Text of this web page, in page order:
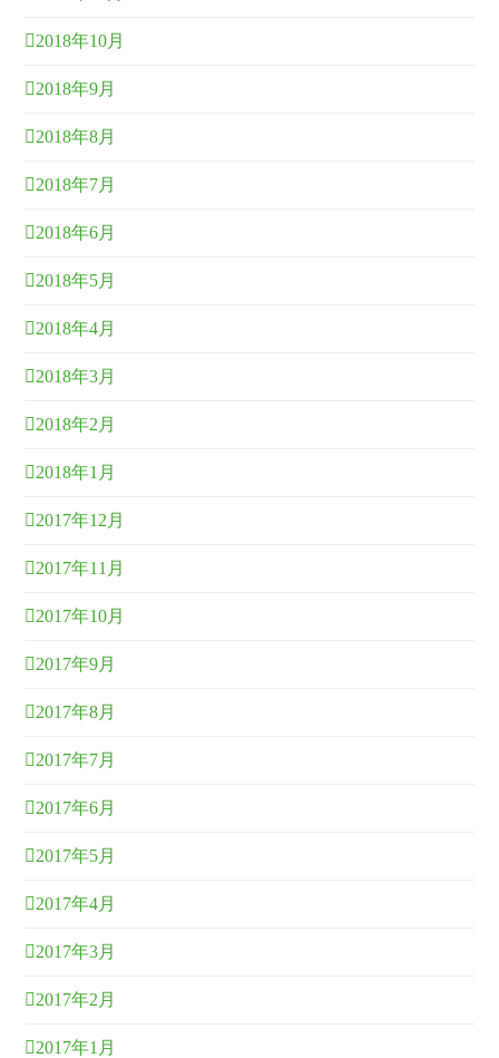
2018年10月
2018年9月
2018年8月
2018年7月
2018年6月
2018年5月
2018年4月
2018年3月
2018年2月
2018年1月
2017年12月
2017年11月
2017年10月
2017年9月
2017年8月
2017年7月
2017年6月
2017年5月
2017年4月
2017年3月
2017年2月
2017年1月